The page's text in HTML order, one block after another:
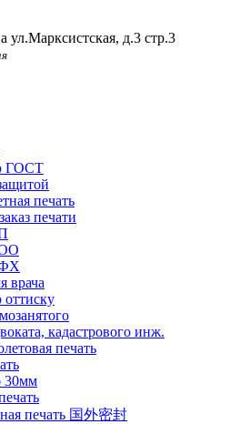
ул.Марксистская, д.3 стр.3
ГОСТ
печать
печати
врача
оттиску
кадастрового инж.
печать
30мм
печать 国外密封